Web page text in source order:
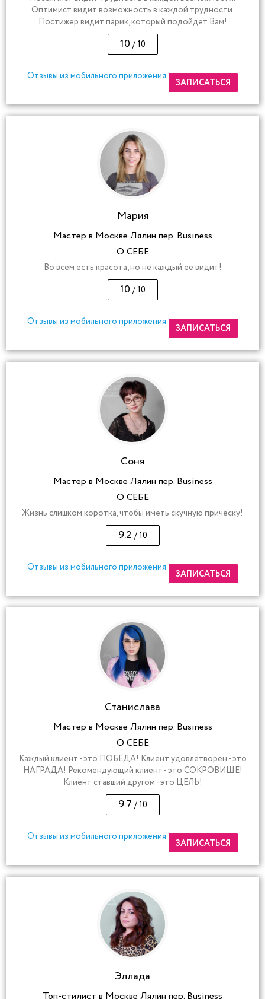
Оптимист видит возможность в каждой трудности.
Постижер видит парик, который подойдет Вам!
10 / 10
Отзывы из мобильного приложения
ЗАПИСАТЬСЯ
Мария
Мастер в Москве Лялин пер. Business
О СЕБЕ
Во всем есть красота, но не каждый ее видит!
10 / 10
Отзывы из мобильного приложения
ЗАПИСАТЬСЯ
Соня
Мастер в Москве Лялин пер. Business
О СЕБЕ
Жизнь слишком коротка, чтобы иметь скучную причёску!
9.2 / 10
Отзывы из мобильного приложения
ЗАПИСАТЬСЯ
Станислава
Мастер в Москве Лялин пер. Business
О СЕБЕ
Каждый клиент - это ПОБЕДА! Клиент удовлетворен - это
НАГРАДА! Рекомендующий клиент - это СОКРОВИЩЕ!
Клиент ставший другом - это ЦЕЛЬ!
9.7 / 10
Отзывы из мобильного приложения
ЗАПИСАТЬСЯ
Эллада